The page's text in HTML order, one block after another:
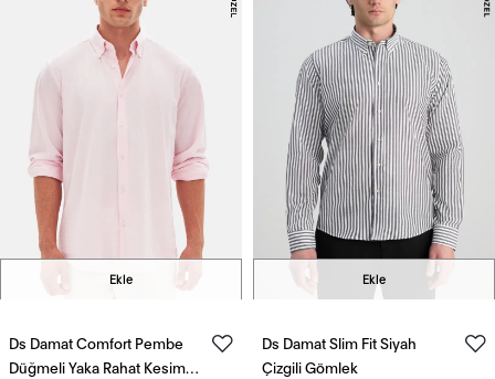
Ekle
Ds Damat Comfort Pembe
Düğmeli Yaka Rahat Kesim
Ekle
Ds Damat Slim Fit Siyah
Çizgili Gömlek